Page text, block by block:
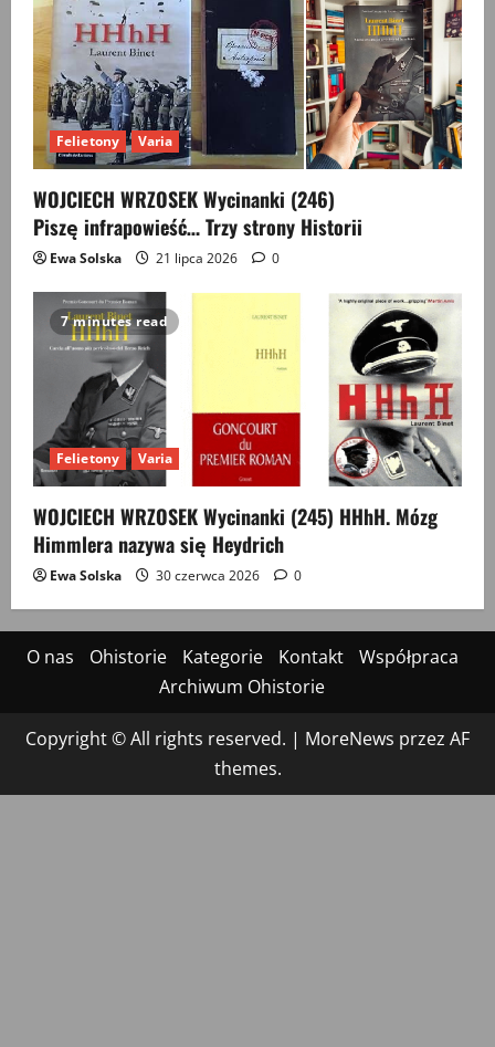
Felietony Varia
WOJCIECH WRZOSEK Wycinanki (246)
Piszę infrapowieść… Trzy strony Historii
Ewa Solska 21 lipca 2026 0
7 minutes read
Felietony Varia
WOJCIECH WRZOSEK Wycinanki (245) HHhH. Mózg
Himmlera nazywa się Heydrich
Ewa Solska 30 czerwca 2026 0
O nas Ohistorie Kategorie Kontakt
Współpraca
Archiwum Ohistorie
Copyright © All rights reserved. | MoreNews przez AF
themes.